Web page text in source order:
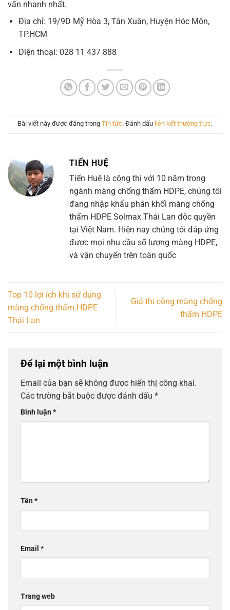
vấn nhanh nhất.
Địa chỉ: 19/9D Mỹ Hòa 3, Tân Xuân, Huyện Hóc Môn,
TP.HCM
Điện thoại: 028 11 437 888
Bài viết này được đăng trong Tin tức. Đánh dấu liên kết thường trực.
TIẾN HUỆ
Tiến Huệ là công thi với 10 năm trong
ngành màng chống thấm HDPE, chúng tôi
đang nhập khẩu phân khối màng chống
thấm HDPE Solmax Thái Lan độc quyền
tại Việt Nam. Hiện nay chúng tôi đáp ứng
được mọi nhu cầu số lượng màng HDPE,
và vận chuyển trên toàn quốc
Top 10 lợi ích khi sử dụng
màng chống thấm HDPE
Thái Lan
Giá thi công màng chống
thấm HDPE
Để lại một bình luận
Email của bạn sẽ không được hiển thị công khai.
Các trường bắt buộc được đánh dấu *
Bình luận*
Tên*
Email *
Trang web